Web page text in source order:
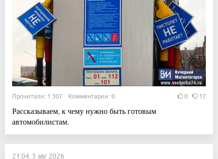
Прочитали: 1 307 Комментарии: 0 0 17
Рассказываем, к чему нужно быть готовым
автомобилистам.
21:04, 5 авг 2026